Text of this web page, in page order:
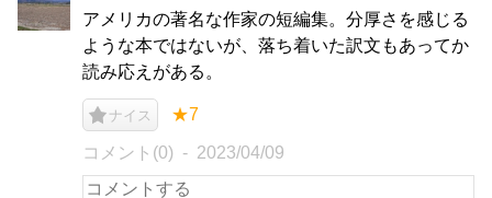
アメリカの著名な作家の短編集。分厚さを感じる
ような本ではないが、落ち着いた訳文もあってか
読み応えがある。
ナイス ★7
コメント(0) 2023/04/09